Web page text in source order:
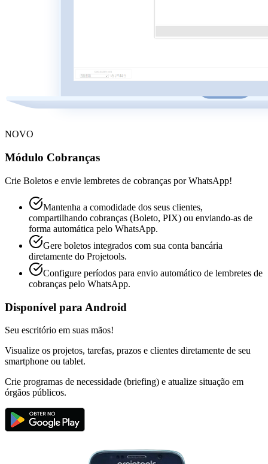
NOVO
Módulo Cobranças
Crie Boletos e envie lembretes de cobranças por WhatsApp!
Mantenha a comodidade dos seus clientes,
compartilhando cobranças (Boleto, PIX) ou enviando-as de
forma automática pelo WhatsApp.
Gere boletos integrados com sua conta bancária
diretamente do Projetools.
Configure períodos para envio automático de lembretes de
cobranças pelo WhatsApp.
Disponível para Android
Seu escritório em suas mãos!
Visualize os projetos, tarefas, prazos e clientes diretamente de seu
smartphone ou tablet.
Crie programas de necessidade (briefing) e atualize situação em
órgãos públicos.